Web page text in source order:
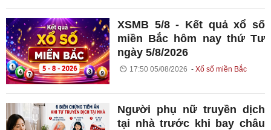
XSMB 5/8 - Kết quả xổ số
miền Bắc hôm nay thứ Tư
ngày 5/8/2026
17:50 05/08/2026 Xổ số miền Bắc
Người phụ nữ truyền dịch
tại nhà trước khi bay châu